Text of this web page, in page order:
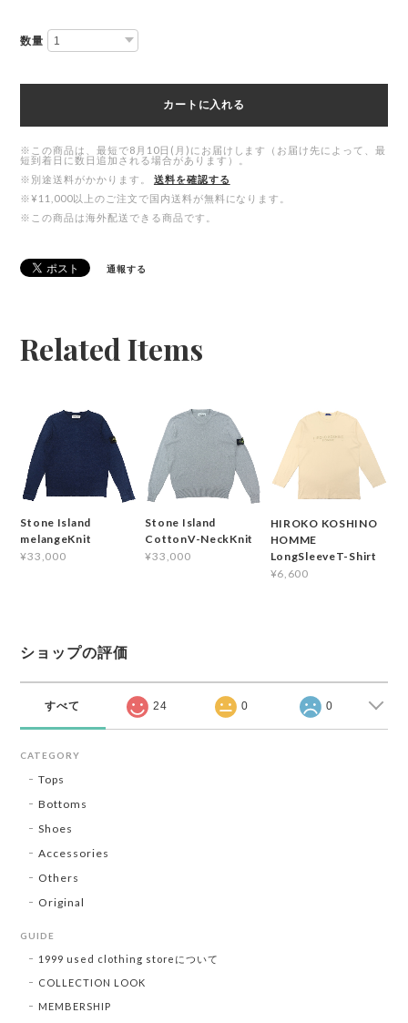
数量
カートに入れる
※この商品は、最短で8月10日(月)にお届けします（お届け先によって、最
短到着日に数日追加される場合があります）。
※別途送料がかかります。
送料を確認する
※¥11,000以上のご注文で国内送料が無料になります。
※この商品は海外配送できる商品です。
通報する
Related Items
Stone Island
melangeKnit
¥33,000
Stone Island
CottonV-NeckKnit
¥33,000
HIROKO KOSHINO
HOMME
LongSleeveT-Shirt
¥6,600
ショップの評価
すべて 24 0 0
CATEGORY
Tops
Bottoms
Shoes
Accessories
Others
Original
GUIDE
1999 used clothing storeについて
COLLECTION LOOK
MEMBERSHIP